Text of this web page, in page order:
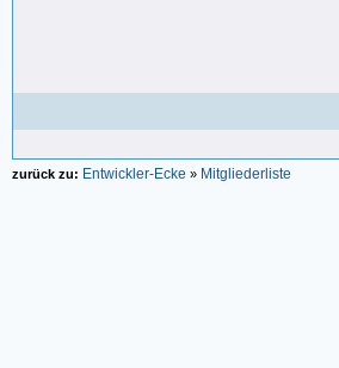
zurück zu: Entwickler-Ecke » Mitgliederliste